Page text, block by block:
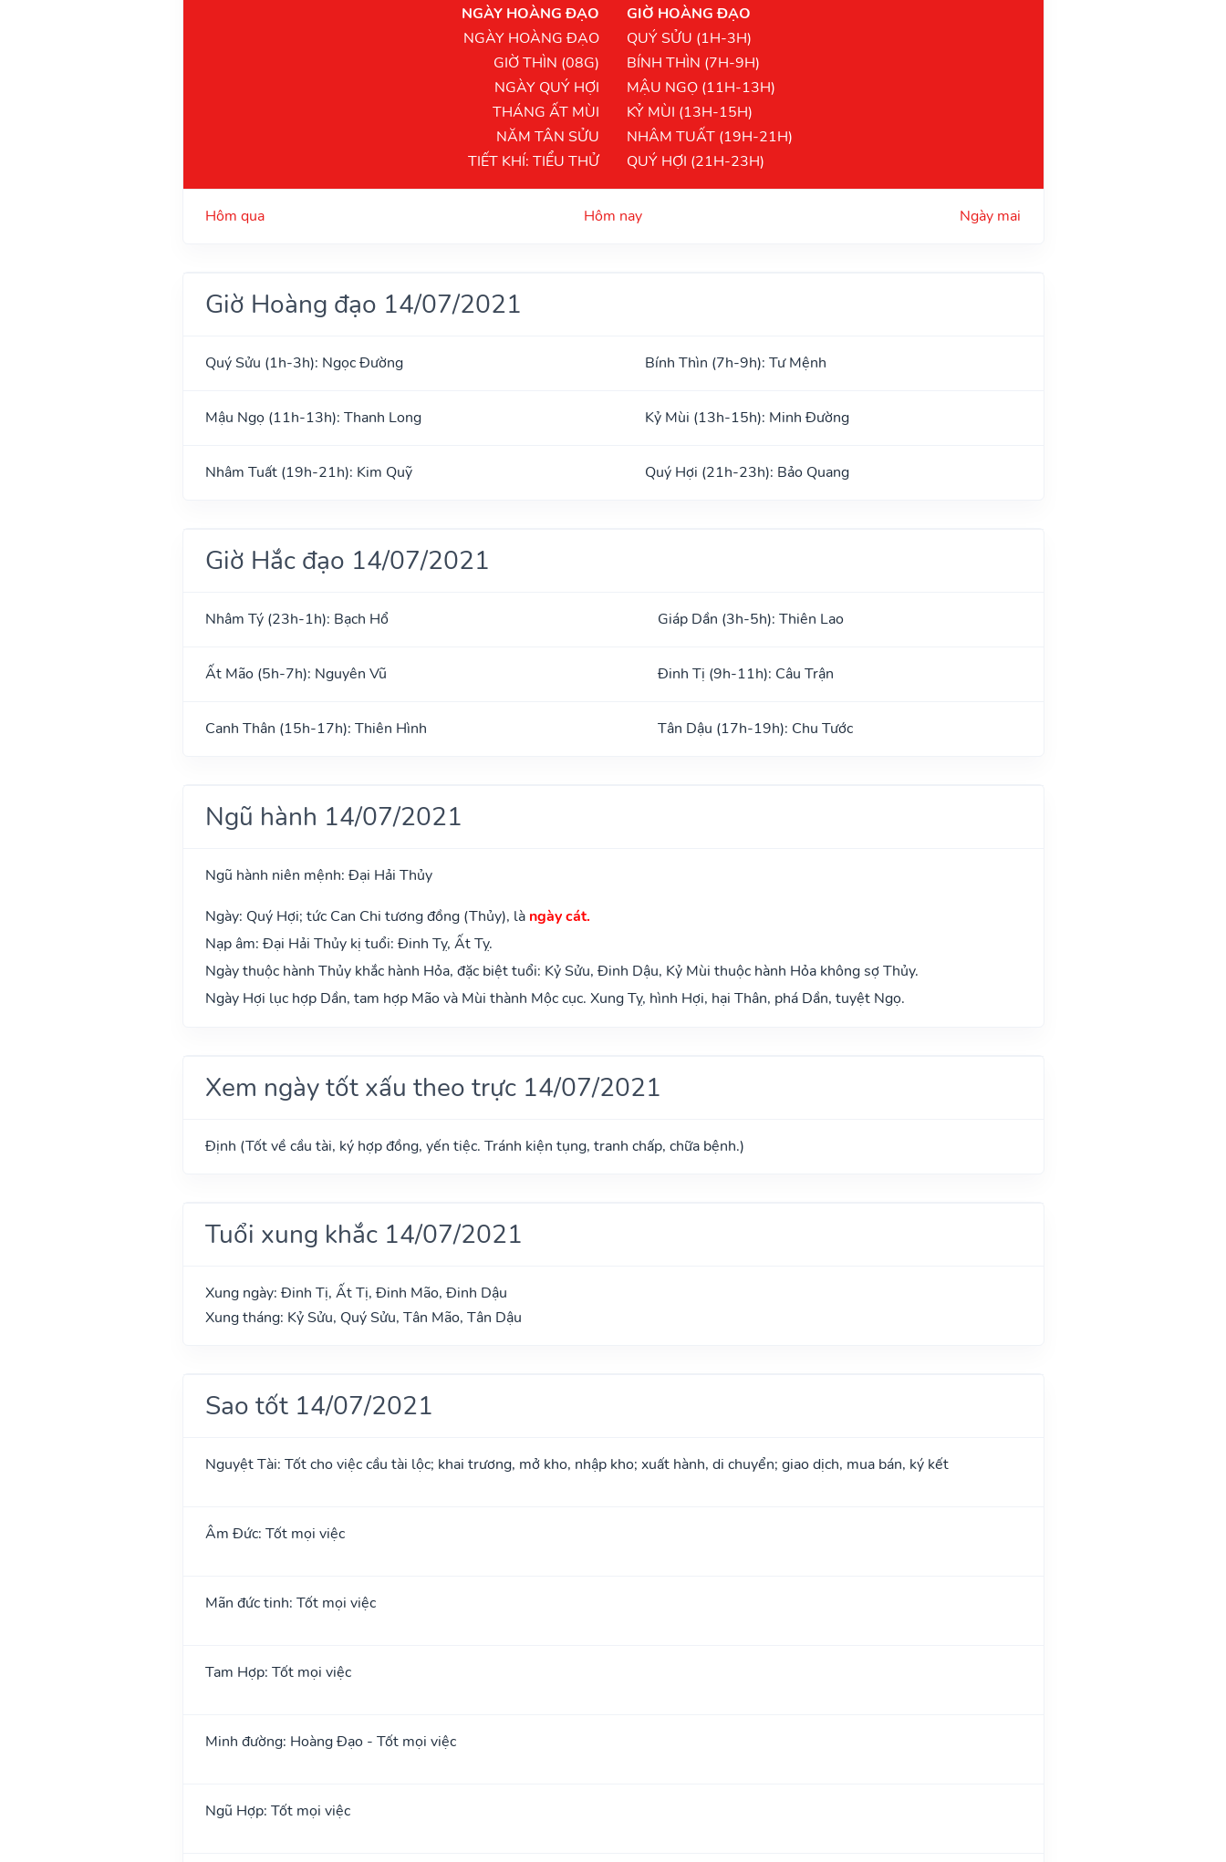
NGÀY HOÀNG ĐẠO
NGÀY HOÀNG ĐẠO
GIỜ THÌN (08G)
NGÀY QUÝ HỢI
THÁNG ẤT MÙI
NĂM TÂN SỬU
TIẾT KHÍ: TIỂU THỬ
GIỜ HOÀNG ĐẠO
QUÝ SỬU (1H-3H)
BÍNH THÌN (7H-9H)
MẬU NGỌ (11H-13H)
KỶ MÙI (13H-15H)
NHÂM TUẤT (19H-21H)
QUÝ HỢI (21H-23H)
Hôm qua Hôm nay Ngày mai
Giờ Hoàng đạo 14/07/2021
Quý Sửu (1h-3h): Ngọc Đường Bính Thìn (7h-9h): Tư Mệnh
Mậu Ngọ (11h-13h): Thanh Long Kỷ Mùi (13h-15h): Minh Đường
Nhâm Tuất (19h-21h): Kim Quỹ Quý Hợi (21h-23h): Bảo Quang
Giờ Hắc đạo 14/07/2021
Nhâm Tý (23h-1h): Bạch Hổ Giáp Dần (3h-5h): Thiên Lao
Ất Mão (5h-7h): Nguyên Vũ Đinh Tị (9h-11h): Câu Trận
Canh Thân (15h-17h): Thiên Hình Tân Dậu (17h-19h): Chu Tước
Ngũ hành 14/07/2021
Ngũ hành niên mệnh: Đại Hải Thủy
Ngày: Quý Hợi; tức Can Chi tương đồng (Thủy), là ngày cát.
Nạp âm: Đại Hải Thủy kị tuổi: Đinh Tỵ, Ất Tỵ.
Ngày thuộc hành Thủy khắc hành Hỏa, đặc biệt tuổi: Kỷ Sửu, Đinh Dậu, Kỷ Mùi thuộc hành Hỏa không sợ Thủy.
Ngày Hợi lục hợp Dần, tam hợp Mão và Mùi thành Mộc cục. Xung Tỵ, hình Hợi, hại Thân, phá Dần, tuyệt Ngọ.
Xem ngày tốt xấu theo trực 14/07/2021
Định (Tốt về cầu tài, ký hợp đồng, yến tiệc. Tránh kiện tụng, tranh chấp, chữa bệnh.)
Tuổi xung khắc 14/07/2021
Xung ngày: Đinh Tị, Ất Tị, Đinh Mão, Đinh Dậu
Xung tháng: Kỷ Sửu, Quý Sửu, Tân Mão, Tân Dậu
Sao tốt 14/07/2021
Nguyệt Tài: Tốt cho việc cầu tài lộc; khai trương, mở kho, nhập kho; xuất hành, di chuyển; giao dịch, mua bán, ký kết
Âm Đức: Tốt mọi việc
Mãn đức tinh: Tốt mọi việc
Tam Hợp: Tốt mọi việc
Minh đường: Hoàng Đạo - Tốt mọi việc
Ngũ Hợp: Tốt mọi việc